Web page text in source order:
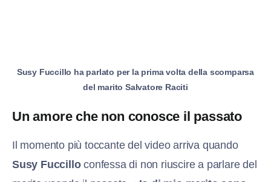
Susy Fuccillo ha parlato per la prima volta della scomparsa
del marito Salvatore Raciti
Un amore che non conosce il passato
Il momento più toccante del video arriva quando
Susy Fuccilloconfessa di non riuscire a parlare del